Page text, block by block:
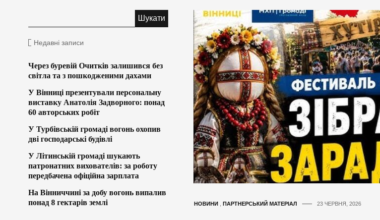
НОВИНИ, ПАРТНЕРСЬКИЙ МАТЕРІАЛ 23 ЧЕРВНЯ, 2026
Недавні записи
Через буревій Очитків залишився без
світла та з пошкодженими дахами
У Вінниці презентували персональну
виставку Анатолія Задворного: понад
60 авторських робіт
У Турбівській громаді вогонь охопив
дві господарські будівлі
У Літинській громаді шукають
патронатних вихователів: за роботу
передбачена офіційна зарплата
На Вінниччині за добу вогонь випалив
понад 8 гектарів землі